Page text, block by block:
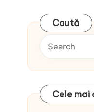
Caută
Cele mai